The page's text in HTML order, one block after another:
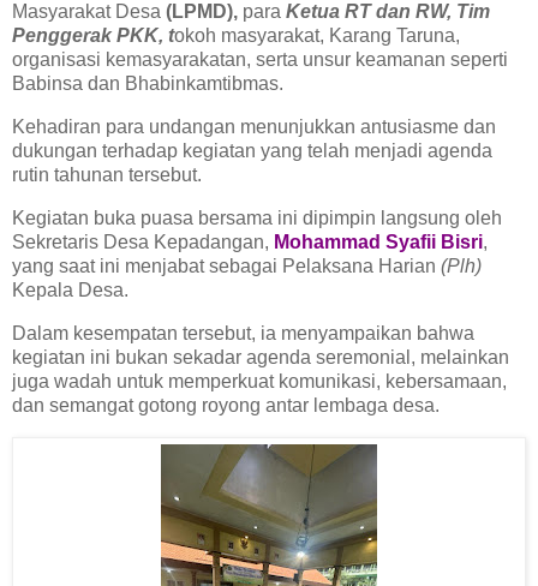
Masyarakat Desa (LPMD), para Ketua RT dan RW, Tim
Penggerak PKK, tokoh masyarakat, Karang Taruna,
organisasi kemasyarakatan, serta unsur keamanan seperti
Babinsa dan Bhabinkamtibmas.
Kehadiran para undangan menunjukkan antusiasme dan
dukungan terhadap kegiatan yang telah menjadi agenda
rutin tahunan tersebut.
Kegiatan buka puasa bersama ini dipimpin langsung oleh
Sekretaris Desa Kepadangan, Mohammad Syafii Bisri,
yang saat ini menjabat sebagai Pelaksana Harian (Plh)
Kepala Desa.
Dalam kesempatan tersebut, ia menyampaikan bahwa
kegiatan ini bukan sekadar agenda seremonial, melainkan
juga wadah untuk memperkuat komunikasi, kebersamaan,
dan semangat gotong royong antar lembaga desa.